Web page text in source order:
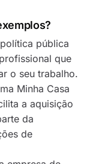
pública
que
o seu trabalho.
Minha Casa
a aquisição
da
de